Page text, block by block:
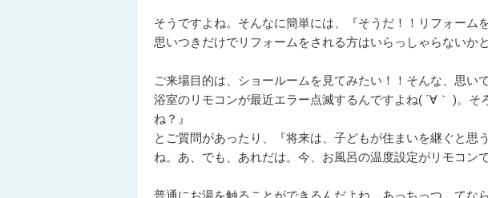
そうですよね。そんなに簡単には、『そうだ！！リフォーム
思いつきだけでリフォームをされる方はいらっしゃらないか
ご来場目的は、ショールームを見てみたい！！そんな、思い
浴室のリモコンが最近エラー点滅するんですよね( ´∀｀ )。そ
ね？』
とご質問があったり、『将来は、子どもが住まいを継ぐと思
ね。あ、でも、あれだは。今、お風呂の温度設定がリモコン